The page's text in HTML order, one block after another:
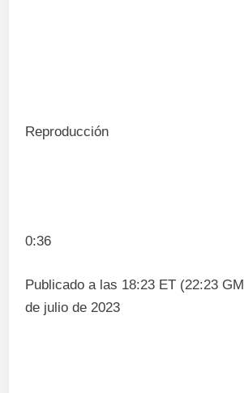
Reproducción
0:36
Publicado a las 18:23 ET (22:23
de julio de 2023